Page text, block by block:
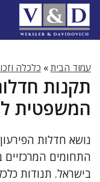
לדלג
לתוכן
עמוד הבית» כלכלה
תקנות
המשפטית
נושא חדלות
התחומים
בישראל. תנודות